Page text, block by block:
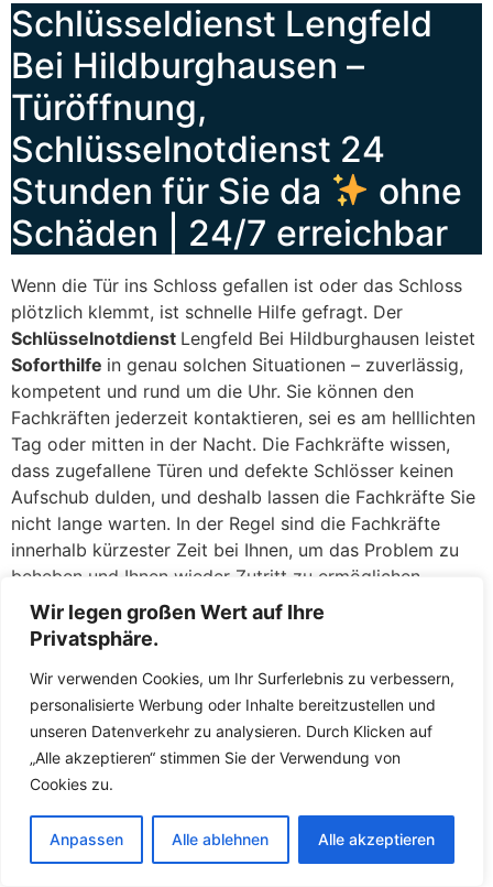
Wir legen großen Wert auf Ihre
Privatsphäre.
Wir verwenden Cookies, um Ihr Surferlebnis zu verbessern,
personalisierte Werbung oder Inhalte bereitzustellen und
unseren Datenverkehr zu analysieren. Durch Klicken auf
„Alle akzeptieren“ stimmen Sie der Verwendung von
Cookies zu.
Anpassen Alle ablehnen Alle akzeptieren
Schlüsseldienst Lengfeld
Bei Hildburghausen –
Türöffnung,
Schlüsselnotdienst 24
Stunden für Sie da
ohne
Schäden | 24/7 erreichbar
Wenn die Tür ins Schloss gefallen ist oder das Schloss
plötzlich klemmt, ist schnelle Hilfe gefragt. Der
Schlüsselnotdienst Lengfeld Bei Hildburghausen leistet
Soforthilfe in genau solchen Situationen – zuverlässig,
kompetent und rund um die Uhr. Sie können den
Fachkräften jederzeit kontaktieren, sei es am helllichten
Tag oder mitten in der Nacht. Die Fachkräfte wissen,
dass zugefallene Türen und defekte Schlösser keinen
Aufschub dulden, und deshalb lassen die Fachkräfte Sie
nicht lange warten. In der Regel sind die Fachkräfte
innerhalb kürzester Zeit bei Ihnen, um das Problem zu
beheben und Ihnen wieder Zutritt zu ermöglichen.
Zugefallene Türen: Eine Sekunde unaufmerksam, und die
Tür fällt ins Schloss, während der Schlüssel noch
drinnen liegt – ein Missgeschick, das jedem passieren
kann. Keine Panik: Dere geschulten Mitarbeiter öffnen
zugefalleneTürenin Lengfeld Bei Hildburghausen
täglich und haben hierfür routinierte Handgriffe. Meist
gelingt es den Fachkräften, die Tür ohne jegliche
Mit Spezialwerkzeugen wie Türfallenkarten oder
Drahtschlingen greifen die Fachkräfte die Türfalle und